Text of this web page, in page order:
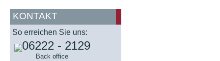
KONTAKT
So erreichen Sie uns:
06222 - 2129
Back office